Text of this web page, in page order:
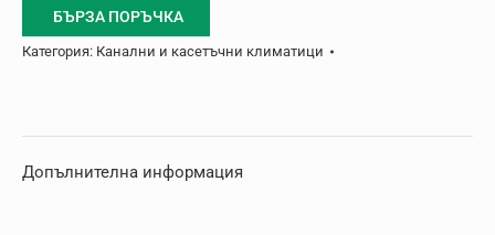
БЪРЗА ПОРЪЧКА
Категория: Канални и касетъчни климатици
Допълнителна информация